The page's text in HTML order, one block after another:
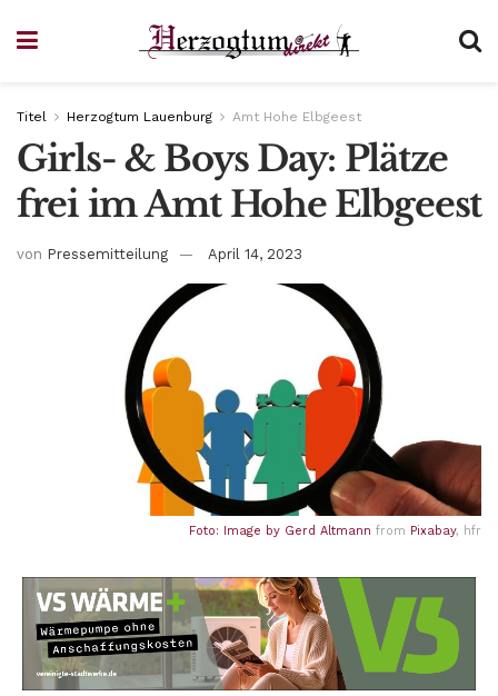
Titel Herzogtum Lauenburg Amt Hohe Elbgeest
Girls- & Boys Day: Plätze
frei im Amt Hohe Elbgeest
von Pressemitteilung April 14, 2023
Foto: Image by Gerd Altmann from Pixabay, hfr